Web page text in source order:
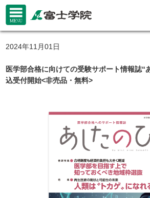
2024年11月01日
医学部合格に向けての受験サポート情報誌“
込受付開始<非売品・無料>